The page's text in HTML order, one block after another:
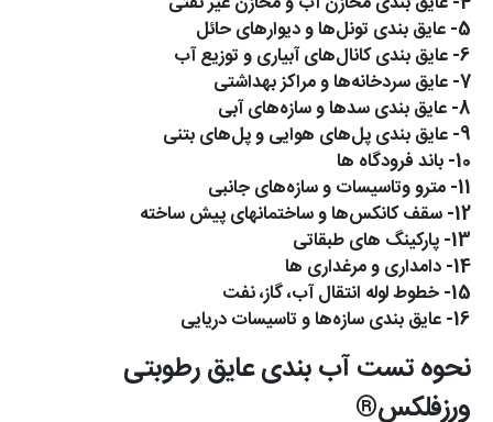
5- عایق بندی تونل‌ها و دیوارهای حائل
6- عایق بندی کانال‌های آبیاری و توزیع آب
7- عایق سردخانه‌ها و مراکز بهداشتی
8- عایق بندی سدها و سازه‌های آبی
9- عایق بندی پل‌های هوایی و پل‌های بتنی
10- باند فرودگاه ها
11- مترو وتاسیسات و سازه‌های جانبی
12- سقف کانکس‌ها و ساختمانهای پیش ساخته
13- پارکینگ های طبقاتی
14- دامداری و مرغداری ها
15- خطوط لوله انتقال آب، گاز، نفت
16- عایق بندی سازه‌ها و تاسیسات دریایی
نحوه تست آب بندی عایق رطوبتی
ورزفلکس®